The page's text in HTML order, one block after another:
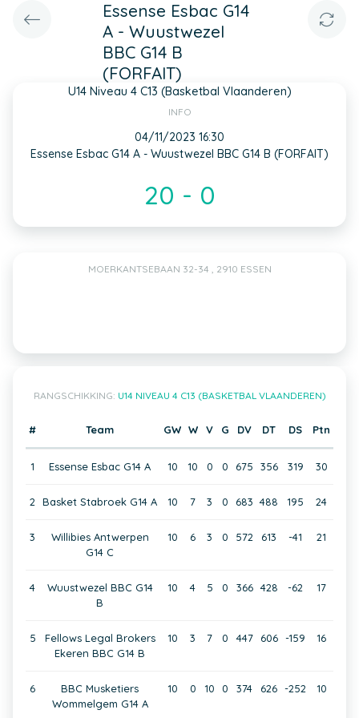
Essense Esbac G14
A - Wuustwezel
BBC G14 B
(FORFAIT)
U14 Niveau 4 C13 (Basketbal Vlaanderen)
INFO
04/11/2023 16:30
Essense Esbac G14 A - Wuustwezel BBC G14 B (FORFAIT)
20 - 0
MOERKANTSEBAAN 32-34 , 2910 ESSEN
RANGSCHIKKING: U14 NIVEAU 4 C13 (BASKETBAL VLAANDEREN)
# Team GW W V G DV DT DS Ptn
1 Essense Esbac G14 A 10 10 0 0 675 356 319 30
2 Basket Stabroek G14 A 10 7 3 0 683 488 195 24
3
Willibies Antwerpen
G14 C
10 6 3 0 572 613 -41 21
4
Wuustwezel BBC G14
B
10 4 5 0 366 428 -62 17
5
Fellows Legal Brokers
Ekeren BBC G14 B
10 3 7 0 447 606 -159 16
6
BBC Musketiers
Wommelgem G14 A
10 0 10 0 374 626 -252 10